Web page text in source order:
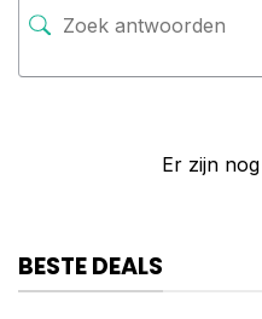
Er zijn
BESTE DEALS